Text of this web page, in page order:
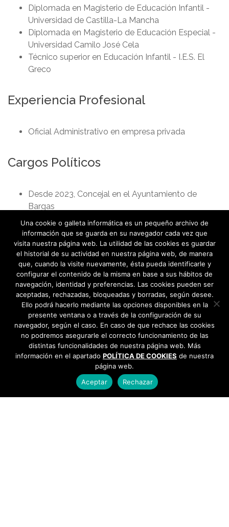
Diplomada en Magisterio de Educación Infantil -
Universidad de Castilla-La Mancha
Diplomada en Magisterio de Educación Especial -
Universidad Camilo José Cela
Técnico superior en Educación Infantil - I.E.S. El
Greco
Experiencia Profesional
Oficial Administrativo en empresa privada
Cargos Políticos
Desde 2023, Concejal en el Ayuntamiento de
Bargas
Una cookie o galleta informática es un pequeño archivo de
información que se guarda en su navegador cada vez que
visita nuestra página web. La utilidad de las cookies es guardar
el historial de su actividad en nuestra página web, de manera
que, cuando la visite nuevamente, ésta pueda identificarle y
configurar el contenido de la misma en base a sus hábitos de
navegación, identidad y preferencias. Las cookies pueden ser
aceptadas, rechazadas, bloqueadas y borradas, según desee.
Ello podrá hacerlo mediante las opciones disponibles en la
presente ventana o a través de la configuración de su
navegador, según el caso. En caso de que rechace las cookies
no podremos asegurarle el correcto funcionamiento de las
distintas funcionalidades de nuestra página web. Más
información en el apartado POLÍTICA DE COOKIES de nuestra
página web.
Aceptar
Rechazar